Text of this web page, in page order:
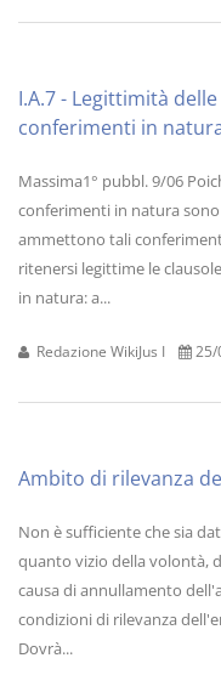
I.A.7 - Legittimità
conferimenti in
Massima1° pubbl. 9/06
conferimenti in natura
ammettono tali
ritenersi legittime le
in natura: a...
Redazione WikiJus I 25/
Ambito di rilevanza
Non è sufficiente che sia
quanto vizio della volontà,
causa di annullamento
condizioni di rilevanza
Dovrà...